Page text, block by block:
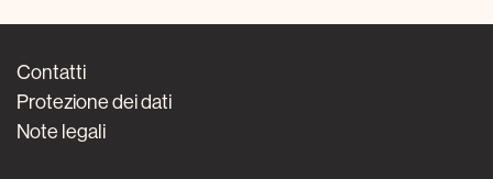
Contatti
Protezione dei dati
Note legali